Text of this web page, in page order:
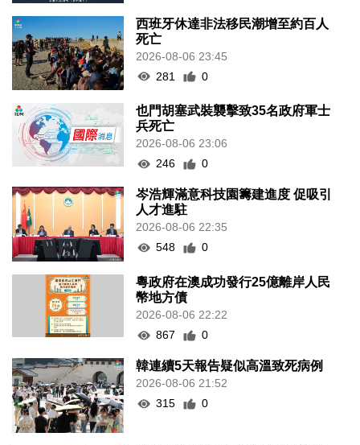
西班牙休達非法移民潮增至約百人
死亡
2026-08-06 23:45
281
0
也門胡塞武裝襲擊致35名政府軍士
兵死亡
2026-08-06 23:06
246
0
岑浩輝滿意科技園籌建進度 促吸引
人才進駐
2026-08-06 22:35
548
0
粵政府在澳成功發行25億離岸人民
幣地方債
2026-08-06 22:22
867
0
韓連續5天報告疑似高溫致死病例
2026-08-06 21:52
315
0